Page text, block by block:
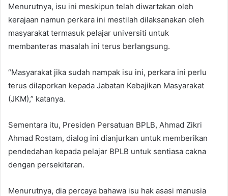
Menurutnya, isu ini meskipun telah diwartakan oleh
kerajaan namun perkara ini mestilah dilaksanakan oleh
masyarakat termasuk pelajar universiti untuk
membanteras masalah ini terus berlangsung.
“Masyarakat jika sudah nampak isu ini, perkara ini perlu
terus dilaporkan kepada Jabatan Kebajikan Masyarakat
(JKM),” katanya.
Sementara itu, Presiden Persatuan BPLB, Ahmad Zikri
Ahmad Rostam, dialog ini dianjurkan untuk memberikan
pendedahan kepada pelajar BPLB untuk sentiasa cakna
dengan persekitaran.
Menurutnya, dia percaya bahawa isu hak asasi manusia